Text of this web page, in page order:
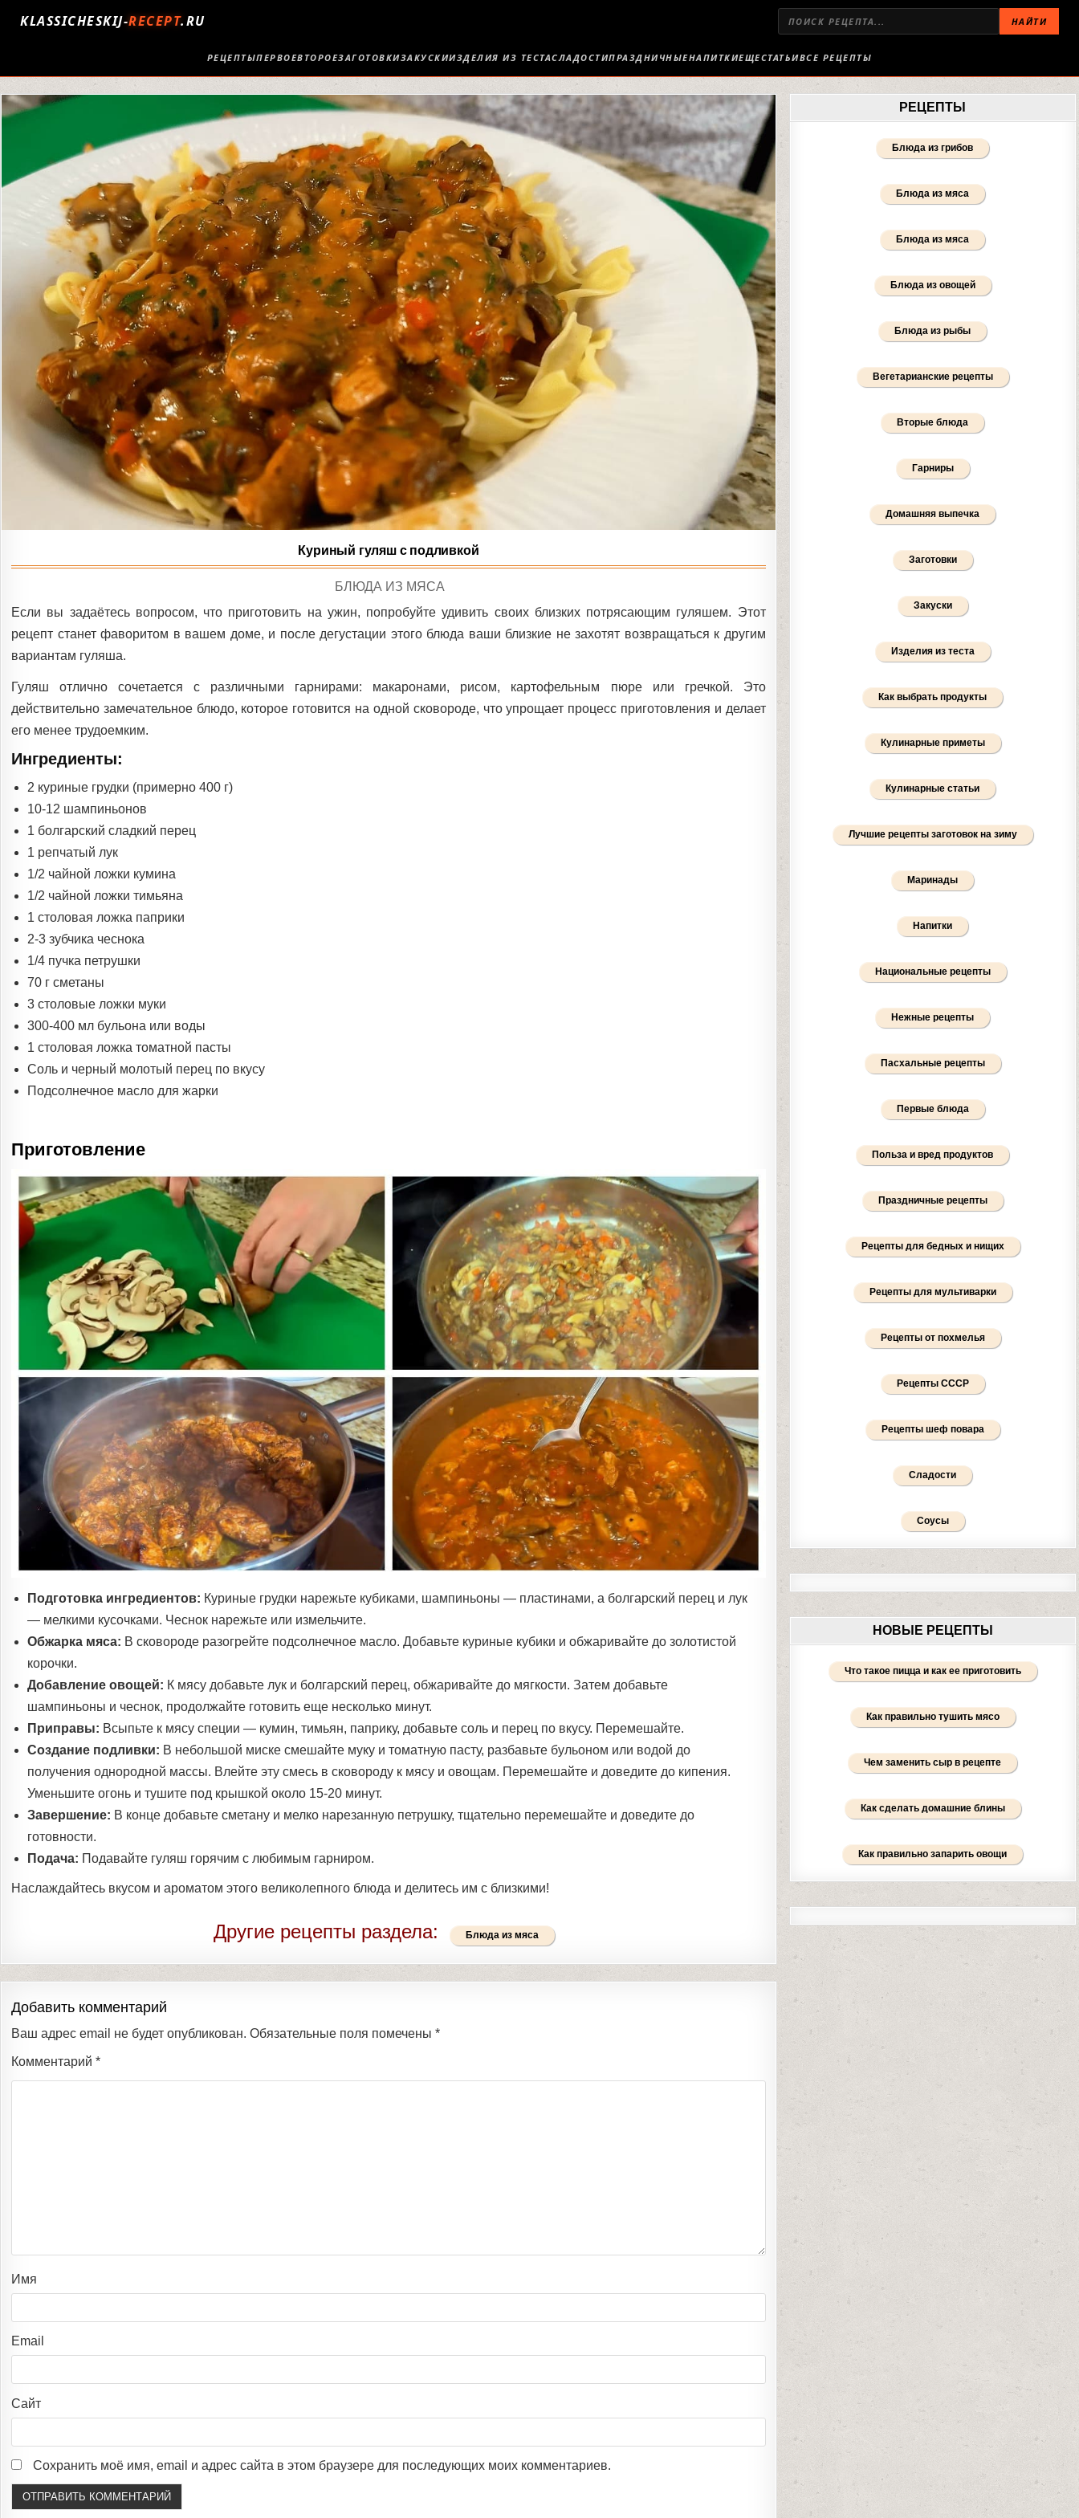
KLASSICHESKIJ-RECEPT.RU НАЙТИ
РЕЦЕПТЫПЕРВОЕВТОРОЕЗАГОТОВКИЗАКУСКИИЗДЕЛИЯ ИЗ ТЕСТАСЛАДОСТИПРАЗДНИЧНЫЕНАПИТКИЕЩЕСТАТЬИВСЕ РЕЦЕПТЫ
Куриный гуляш с подливкой
POSTED
БЛЮДА ИЗ МЯСА
Если вы задаётесь вопросом, что приготовить на ужин, попробуйте удивить своих близких потрясающим гуляшем. Этот
рецепт станет фаворитом в вашем доме, и после дегустации этого блюда ваши близкие не захотят возвращаться к другим
вариантам гуляша.
Гуляш отлично сочетается с различными гарнирами: макаронами, рисом, картофельным пюре или гречкой. Это
действительно замечательное блюдо, которое готовится на одной сковороде, что упрощает процесс приготовления и делает
его менее трудоемким.
Ингредиенты:
2 куриные грудки (примерно 400 г)
10-12 шампиньонов
1 болгарский сладкий перец
1 репчатый лук
1/2 чайной ложки кумина
1/2 чайной ложки тимьяна
1 столовая ложка паприки
2-3 зубчика чеснока
1/4 пучка петрушки
70 г сметаны
3 столовые ложки муки
300-400 мл бульона или воды
1 столовая ложка томатной пасты
Соль и черный молотый перец по вкусу
Подсолнечное масло для жарки
Приготовление
Подготовка ингредиентов: Куриные грудки нарежьте кубиками, шампиньоны — пластинами, а болгарский перец и лук
— мелкими кусочками. Чеснок нарежьте или измельчите.
Обжарка мяса: В сковороде разогрейте подсолнечное масло. Добавьте куриные кубики и обжаривайте до золотистой
корочки.
Добавление овощей: К мясу добавьте лук и болгарский перец, обжаривайте до мягкости. Затем добавьте
шампиньоны и чеснок, продолжайте готовить еще несколько минут.
Приправы: Всыпьте к мясу специи — кумин, тимьян, паприку, добавьте соль и перец по вкусу. Перемешайте.
Создание подливки: В небольшой миске смешайте муку и томатную пасту, разбавьте бульоном или водой до
получения однородной массы. Влейте эту смесь в сковороду к мясу и овощам. Перемешайте и доведите до кипения.
Уменьшите огонь и тушите под крышкой около 15-20 минут.
Завершение: В конце добавьте сметану и мелко нарезанную петрушку, тщательно перемешайте и доведите до
готовности.
Подача: Подавайте гуляш горячим с любимым гарниром.
Наслаждайтесь вкусом и ароматом этого великолепного блюда и делитесь им с близкими!
Другие рецепты раздела: Блюда из мяса
Добавить комментарий
Ваш адрес email не будет опубликован. Обязательные поля помечены *
Комментарий *
Имя
Email
Сайт
Сохранить моё имя, email и адрес сайта в этом браузере для последующих моих комментариев.
РЕЦЕПТЫ
Блюда из грибов
Блюда из мяса
Блюда из мяса
Блюда из овощей
Блюда из рыбы
Вегетарианские рецепты
Вторые блюда
Гарниры
Домашняя выпечка
Заготовки
Закуски
Изделия из теста
Как выбрать продукты
Кулинарные приметы
Кулинарные статьи
Лучшие рецепты заготовок на зиму
Маринады
Напитки
Национальные рецепты
Нежные рецепты
Пасхальные рецепты
Первые блюда
Польза и вред продуктов
Праздничные рецепты
Рецепты для бедных и нищих
Рецепты для мультиварки
Рецепты от похмелья
Рецепты СССР
Рецепты шеф повара
Сладости
Соусы
НОВЫЕ РЕЦЕПТЫ
Что такое пицца и как ее приготовить
Как правильно тушить мясо
Чем заменить сыр в рецепте
Как сделать домашние блины
Как правильно запарить овощи